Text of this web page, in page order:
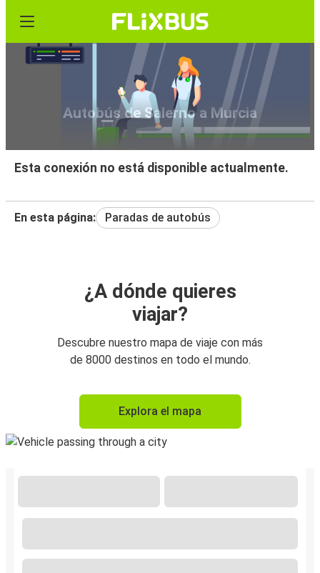
Autobús de Salerno a Murcia
Esta conexión no está disponible actualmente.
En esta página: Paradas de autobús
¿A dónde quieres
viajar?
Descubre nuestro mapa de viaje con más
de 8000 destinos en todo el mundo.
Explora el mapa